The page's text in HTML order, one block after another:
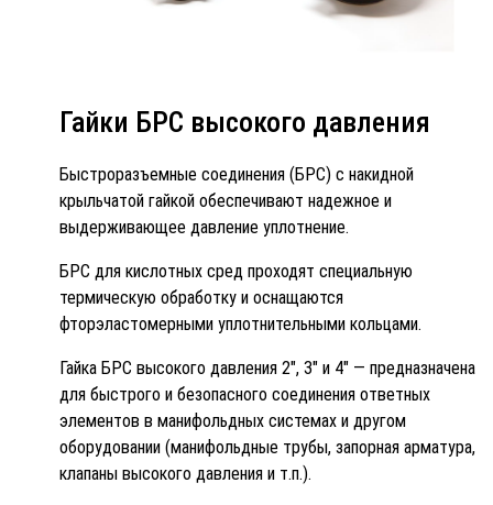
Гайки БРС высокого давления
Быстроразъемные соединения (БРС) с накидной
крыльчатой гайкой обеспечивают надежное и
выдерживающее давление уплотнение.
БРС для кислотных сред проходят специальную
термическую обработку и оснащаются
фторэластомерными уплотнительными кольцами.
Гайка БРС высокого давления 2″, 3″ и 4″ — предназначена
для быстрого и безопасного соединения ответных
элементов в манифольдных системах и другом
оборудовании (манифольдные трубы, запорная арматура,
клапаны высокого давления и т.п.).